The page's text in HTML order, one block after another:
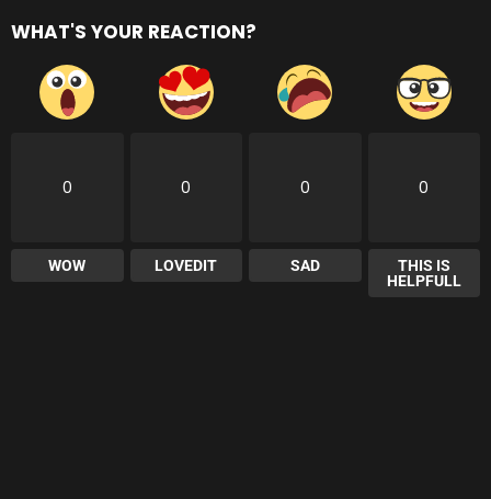
WHAT'S YOUR REACTION?
0
WOW
0
LOVEDIT
0
SAD
0
THIS IS
HELPFULL